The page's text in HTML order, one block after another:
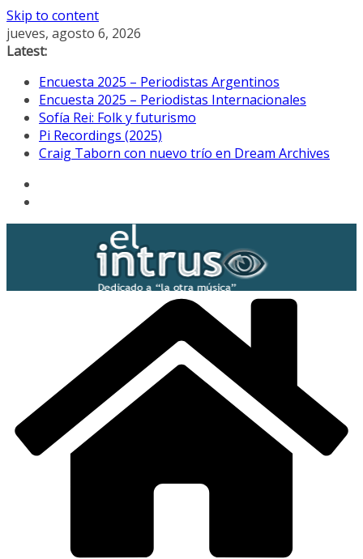
Skip to content
jueves, agosto 6, 2026
Latest:
Encuesta 2025 – Periodistas Argentinos
Encuesta 2025 – Periodistas Internacionales
Sofía Rei: Folk y futurismo
Pi Recordings (2025)
Craig Taborn con nuevo trío en Dream Archives